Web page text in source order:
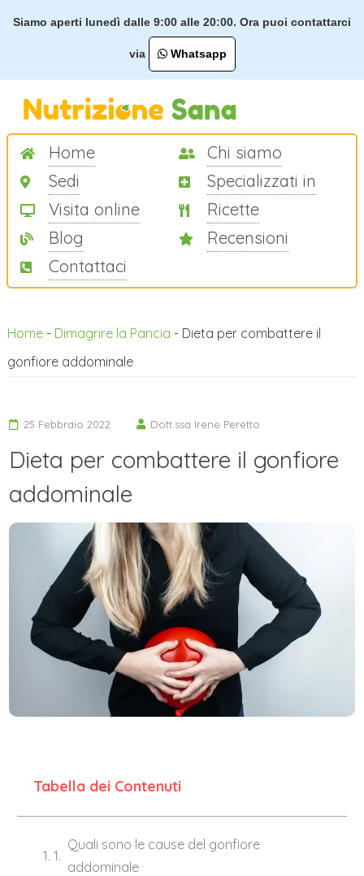
Siamo aperti lunedì dalle 9:00 alle 20:00. Ora puoi contattarci
via Whatsapp
Home
Chi siamo
Sedi
Specializzati in
Visita online
Ricette
Blog
Recensioni
Contattaci
Home- Dimagrire la Pancia - Dieta per combattere il
gonfiore addominale
25 Febbraio 2022 Dott.ssa Irene Peretto
Dieta per combattere il gonfiore
addominale
Tabella dei Contenuti
Quali sono le cause del gonfiore
addominale